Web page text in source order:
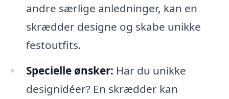
andre særlige anledninger, kan en
skrædder designe og skabe unikke
festoutfits.
Specielle ønsker: Har du unikke
designidéer? En skrædder kan